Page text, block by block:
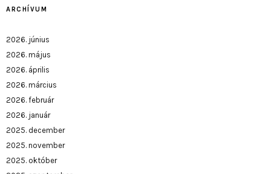
ARCHÍVUM
2026. június
2026. május
2026. április
2026. március
2026. február
2026. január
2025. december
2025. november
2025. október